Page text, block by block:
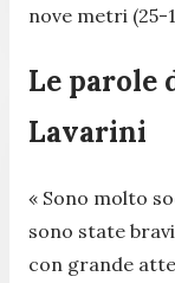
nove metri (25-
Le parole
Lavarini
« Sono molto
sono state
con grande